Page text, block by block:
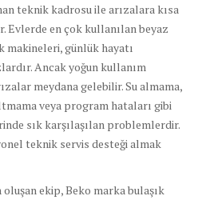
teknik kadrosu ile arızalara kısa
Evlerde en çok kullanılan beyaz
makineleri, günlük hayatı
Ancak yoğun kullanım
meydana gelebilir. Su almama,
veya program hataları gibi
sık karşılaşılan problemlerdir.
teknik servis desteği almak
ekip, Beko marka bulaşık